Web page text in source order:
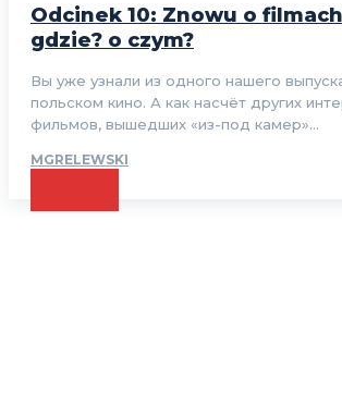
Odcinek 10: Znowu o
gdzie? o czym?
Вы уже узнали из одного нашего
польском кино. А как насчёт других
фильмов, вышедших «из-под камер»...
MGRELEWSKI